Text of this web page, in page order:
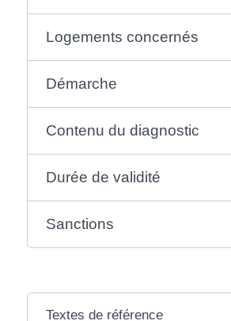
Logements concernés
Démarche
Contenu du diagnostic
Durée de validité
Sanctions
Textes de référence